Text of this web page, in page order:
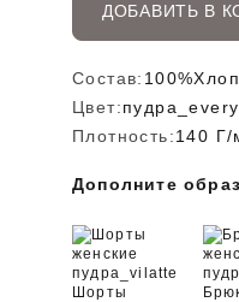
ДОБАВИТЬ В
Состав:
Цвет:
Плотность:140 Г/
Дополните образ
Шорты